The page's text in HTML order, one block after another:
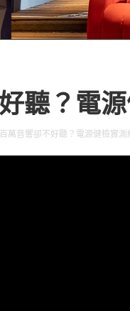
聽？電
百萬音響卻不好聽？電源健檢實測